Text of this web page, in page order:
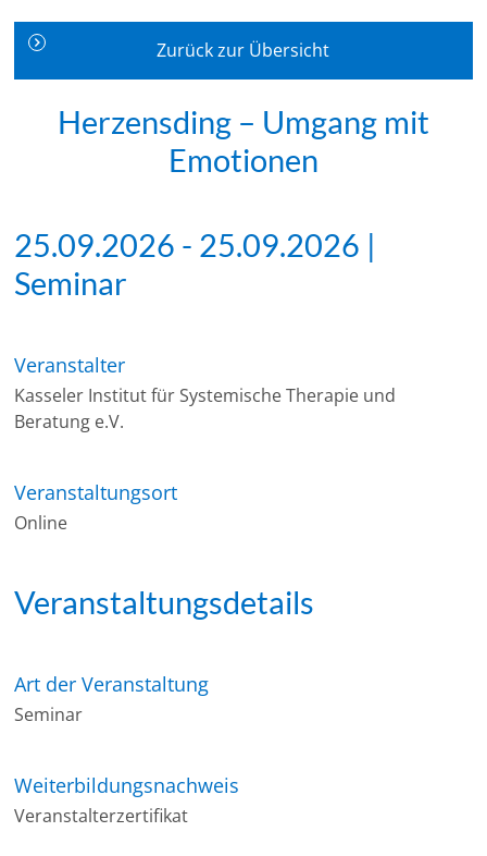
Zurück zur Übersicht
Herzensding – Umgang mit
Emotionen
25.09.2026 - 25.09.2026 |
Seminar
Veranstalter
Kasseler Institut für Systemische Therapie und
Beratung e.V.
Veranstaltungsort
Online
Veranstaltungsdetails
Art der Veranstaltung
Seminar
Weiterbildungsnachweis
Veranstalterzertifikat